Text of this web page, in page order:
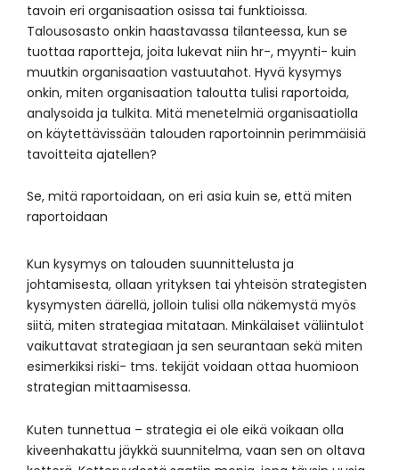
tavoin eri organisaation osissa tai funktioissa.
Talousosasto onkin haastavassa tilanteessa, kun se
tuottaa raportteja, joita lukevat niin hr-, myynti- kuin
muutkin organisaation vastuutahot. Hyvä kysymys
onkin, miten organisaation taloutta tulisi raportoida,
analysoida ja tulkita. Mitä menetelmiä organisaatiolla
on käytettävissään talouden raportoinnin perimmäisiä
tavoitteita ajatellen?
Se, mitä raportoidaan, on eri asia kuin se, että miten
raportoidaan
Kun kysymys on talouden suunnittelusta ja
johtamisesta, ollaan yrityksen tai yhteisön strategisten
kysymysten äärellä, jolloin tulisi olla näkemystä myös
siitä, miten strategiaa mitataan. Minkälaiset väliintulot
vaikuttavat strategiaan ja sen seurantaan sekä miten
esimerkiksi riski- tms. tekijät voidaan ottaa huomioon
strategian mittaamisessa.
Kuten tunnettua – strategia ei ole eikä voikaan olla
kiveenhakattu jäykkä suunnitelma, vaan sen on oltava